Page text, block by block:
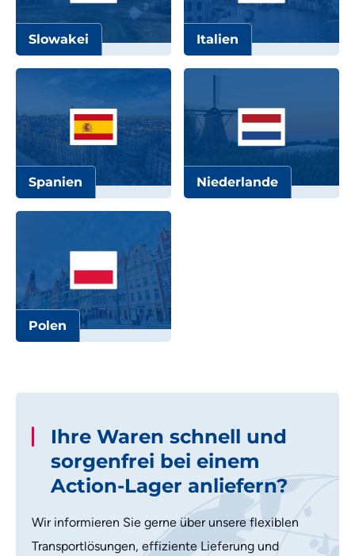
Slowakei Italien
Spanien Niederlande
Polen
Ihre Waren schnell und
sorgenfrei bei einem
Action-Lager anliefern?
Wir informieren Sie gerne über unsere flexiblen
Transportlösungen, effiziente Lieferung und